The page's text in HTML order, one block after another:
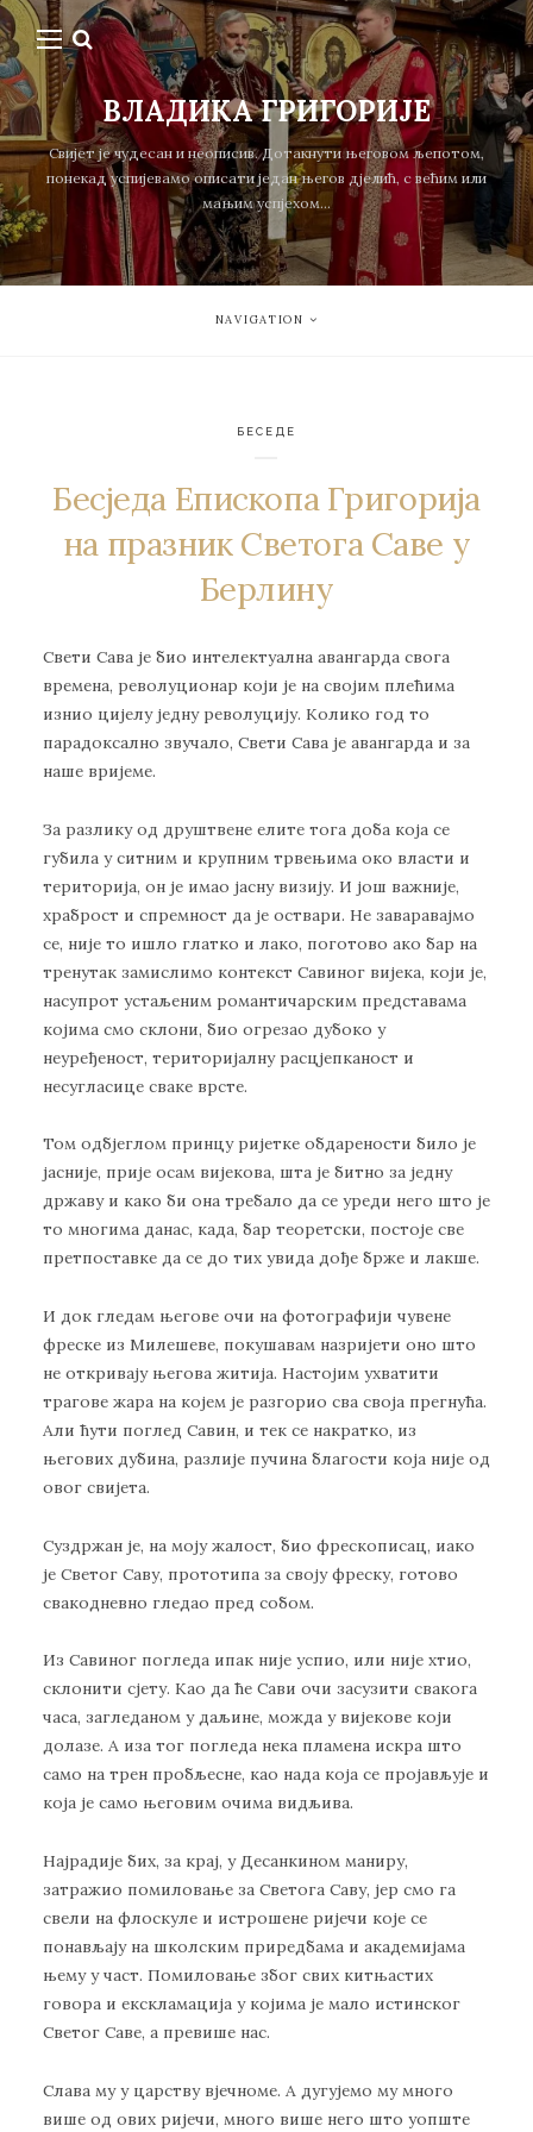
ВЛАДИКА ГРИГОРИЈЕ
Свијет је чудесан и неописив. Дотакнути његовом љепотом,
понекад успијевамо описати један његов дјелић, с већим или
мањим успјехом...
NAVIGATION
БЕСЕДЕ
Бесједа Епископа Григорија
на празник Светога Саве у
Берлину
Свети Сава је био интелектуална авангарда свога
времена, револуционар који је на својим плећима
изнио цијелу једну револуцију. Колико год то
парадоксално звучало, Свети Сава је авангарда и за
наше вријеме.
За разлику од друштвене елите тога доба која се
губила у ситним и крупним трвењима око власти и
територија, он је имао јасну визију. И још важније,
храброст и спремност да је оствари. Не заваравајмо
се, није то ишло глатко и лако, поготово ако бар на
тренутак замислимо контекст Савиног вијека, који је,
насупрот устаљеним романтичарским представама
којима смо склони, био огрезао дубоко у
неуређеност, територијалну расцјепканост и
несугласице сваке врсте.
Том одбјеглом принцу ријетке обдарености било је
јасније, прије осам вијекова, шта је битно за једну
државу и како би она требало да се уреди него што је
то многима данас, када, бар теоретски, постоје све
претпоставке да се до тих увида дође брже и лакше.
И док гледам његове очи на фотографији чувене
фреске из Милешеве, покушавам назријети оно што
не откривају његова житија. Настојим ухватити
трагове жара на којем је разгорио сва своја прегнућа.
Али ћути поглед Савин, и тек се накратко, из
његових дубина, разлије пучина благости која није од
овог свијета.
Суздржан је, на моју жалост, био фрескописац, иако
је Светог Саву, прототипа за своју фреску, готово
свакодневно гледао пред собом.
Из Савиног погледа ипак није успио, или није хтио,
склонити сјету. Као да ће Сави очи засузити свакога
часа, загледаном у даљине, можда у вијекове који
долазе. А иза тог погледа нека пламена искра што
само на трен пробљесне, као нада која се пројављује и
која је само његовим очима видљива.
Најрадије бих, за крај, у Десанкином маниру,
затражио помиловање за Светога Саву, јер смо га
свели на флоскуле и истрошене ријечи које се
понављају на школским приредбама и академијама
њему у част. Помиловање због свих китњастих
говора и екскламација у којима је мало истинског
Светог Саве, а превише нас.
Слава му у царству вјечноме. А дугујемо му много
више од ових ријечи, много више него што уопште